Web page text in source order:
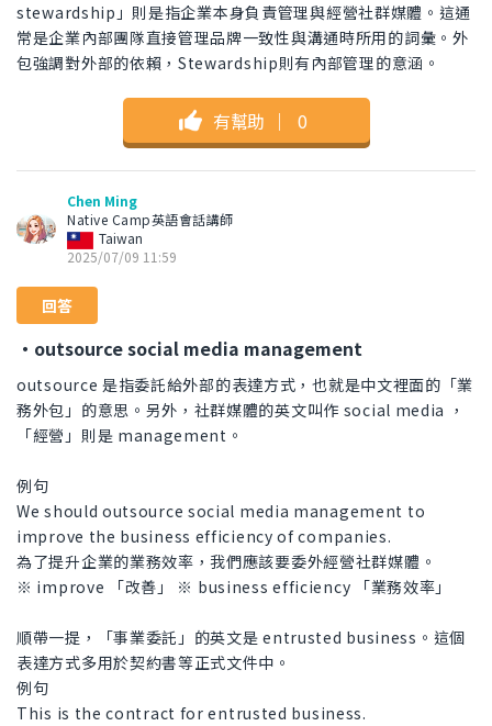
stewardship」則是指企業本身負責管理與經營社群媒體。這通
常是企業內部團隊直接管理品牌一致性與溝通時所用的詞彙。外
包強調對外部的依賴，Stewardship則有內部管理的意涵。
有幫助 ｜ 0
Chen Ming
Native Camp英語會話講師
Taiwan
2025/07/09 11:59
回答
・outsource social media management
outsource 是指委託給外部的表達方式，也就是中文裡面的「業
務外包」的意思。另外，社群媒體的英文叫作 social media ，
「經營」則是 management。
例句
We should outsource social media management to
improve the business efficiency of companies.
為了提升企業的業務效率，我們應該要委外經營社群媒體。
※ improve 「改善」 ※ business efficiency 「業務效率」
順帶一提，「事業委託」的英文是 entrusted business。這個
表達方式多用於契約書等正式文件中。
例句
This is the contract for entrusted business.